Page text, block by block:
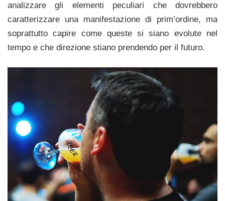
analizzare gli elementi peculiari che dovrebbero
caratterizzare una manifestazione di prim’ordine, ma
soprattutto capire come queste si siano evolute nel
tempo e che direzione stiano prendendo per il futuro.